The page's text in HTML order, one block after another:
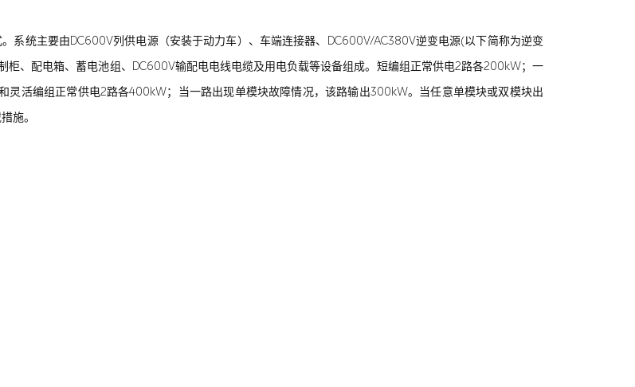
系统主要由DC600V列供电源（安装于动力车）、车端连接器、DC600V/AC380V逆变电源(以下简称为逆变
柜、配电箱、蓄电池组、DC600V输配电电线电缆及用电负载等设备组成。短编组正常供电2路各200kW；一
活编组正常供电2路各400kW；当一路出现单模块故障情况，该路输出300kW。当任意单模块或双模块出
施。